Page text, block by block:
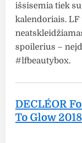
išsisemia tiek
kalendoriais.
spoilerius –
#lfbeautybox.
DECLÉOR
To Glow